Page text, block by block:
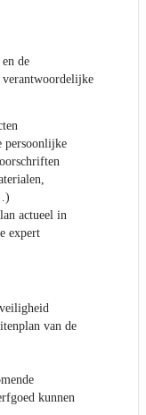
de
verantwoordelijke
persoonlijke
actueel in
expert
van de
kunnen